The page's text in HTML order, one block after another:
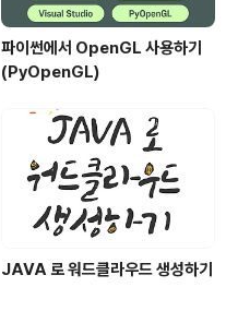
파이썬에서 OpenGL 사용하기
(PyOpenGL)
JAVA 로 워드클라우드 생성하기